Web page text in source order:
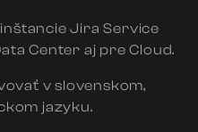
Jira Service
Center aj pre Cloud.
v slovenskom,
jazyku.